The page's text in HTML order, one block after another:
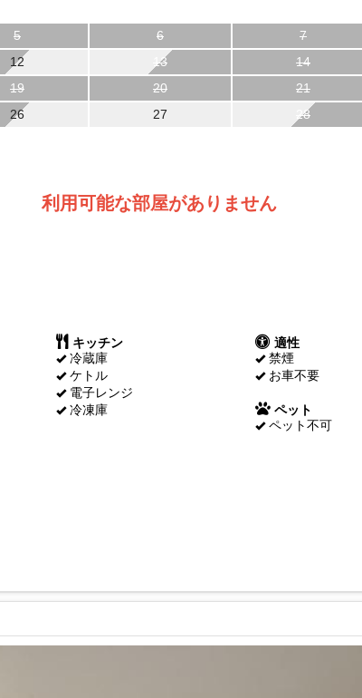
5 6
7
12 13
14
19 20
21
26 27
28
利用可能な部屋がありません
キッチン
冷蔵庫
ケトル
電子レンジ
冷凍庫
適性
禁煙
お車不要
ペット
ペット不可